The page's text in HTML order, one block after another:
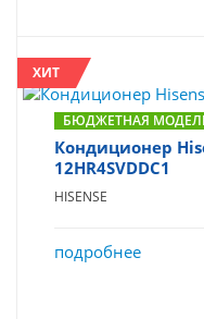
ХИТ
БЮДЖЕТНАЯ
Кондиционер
12HR4SVDDC1
HISENSE
подробнее